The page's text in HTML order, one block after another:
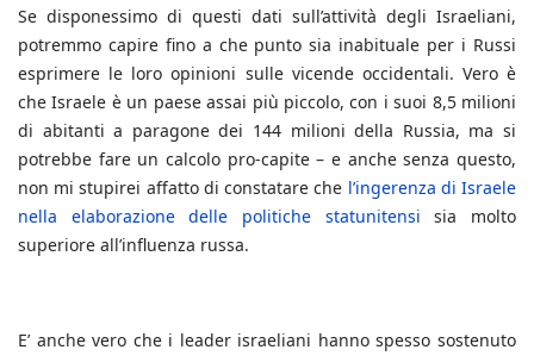
Se disponessimo di questi dati sull’attività degli Israeliani,
potremmo capire fino a che punto sia inabituale per i Russi
esprimere le loro opinioni sulle vicende occidentali. Vero è
che Israele è un paese assai più piccolo, con i suoi 8,5 milioni
di abitanti a paragone dei 144 milioni della Russia, ma si
potrebbe fare un calcolo pro-capite – e anche senza questo,
non mi stupirei affatto di constatare che l’ingerenza di Israele
nella elaborazione delle politiche statunitensisia molto
superiore all’influenza russa.
E’ anche vero che i leader israeliani hanno spesso sostenuto